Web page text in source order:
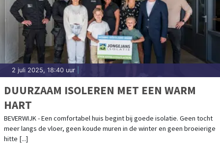
2 juli 2025, 18:40 uur
DUURZAAM ISOLEREN MET EEN WARM
HART
BEVERWIJK - Een comfortabel huis begint bij goede isolatie. Geen tocht
meer langs de vloer, geen koude muren in de winter en geen broeierige
hitte [...]